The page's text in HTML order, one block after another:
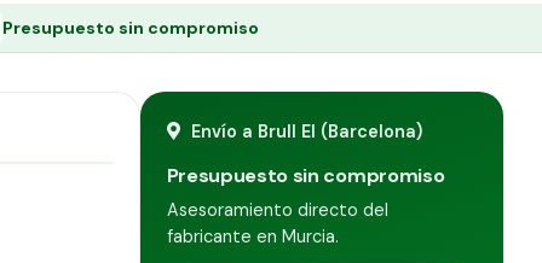
Presupuesto sin compromiso
Envío a Brull El (Barcelona)
Presupuesto sin compromiso
Asesoramiento directo del
fabricante en Murcia.